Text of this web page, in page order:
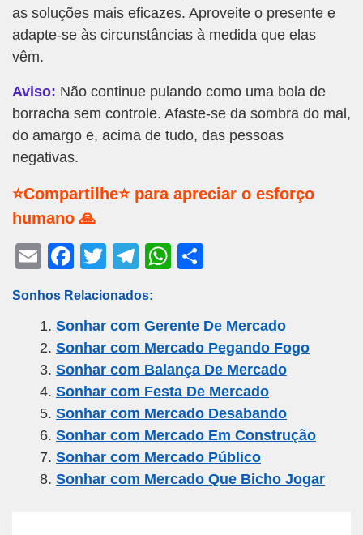
as soluções mais eficazes. Aproveite o presente e
adapte-se às circunstâncias à medida que elas
vêm.
Aviso: Não continue pulando como uma bola de
borracha sem controle. Afaste-se da sombra do mal,
do amargo e, acima de tudo, das pessoas
negativas.
⭐Compartilhe⭐ para apreciar o esforço
humano 🙏
E
ail
F
c
e
b
o
o
k
T
tt
er
T
e
gr
a
m
W
s
A
p
p
e
Sonhos Relacionados:
Sonhar com Gerente De Mercado
Sonhar com Mercado Pegando Fogo
Sonhar com Balança De Mercado
Sonhar com Festa De Mercado
Sonhar com Mercado Desabando
Sonhar com Mercado Em Construção
Sonhar com Mercado Público
Sonhar com Mercado Que Bicho Jogar